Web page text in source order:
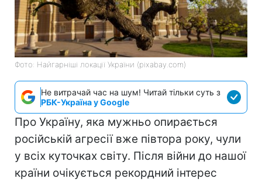
Фото: Найгарніші локації України (pixabay.com)
Не витрачай час на шум! Читай тільки суть з
РБК-Україна у Google
Про Україну, яка мужньо опирається
російській агресії вже півтора року, чули
у всіх куточках світу. Після війни до нашої
країни очікується рекордний інтерес